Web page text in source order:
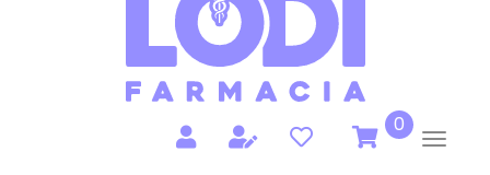
0prodotti
inseriti